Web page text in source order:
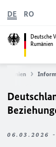
Deutsche
Rumänien
DE RO
06.03.2026